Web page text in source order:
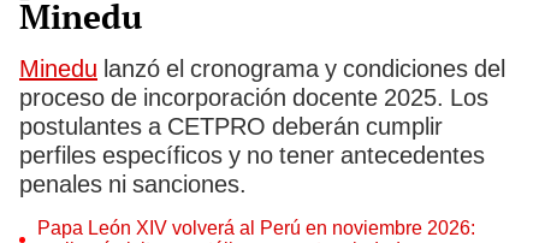
Minedu
Minedu lanzó el cronograma y condiciones del
proceso de incorporación docente 2025. Los
postulantes a CETPRO deberán cumplir
perfiles específicos y no tener antecedentes
penales ni sanciones.
Papa León XIV volverá al Perú en noviembre 2026: